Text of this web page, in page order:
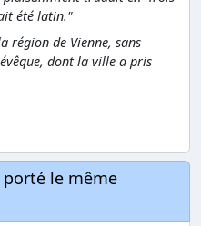
été latin."
région de Vienne, sans
dont la ville a pris
le même